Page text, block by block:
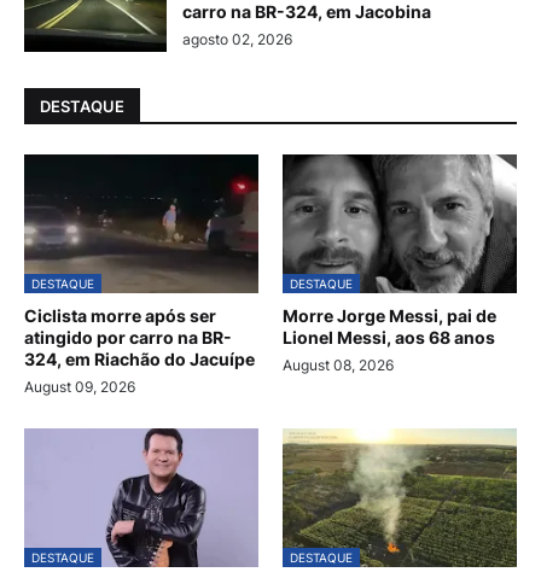
carro na BR-324, em Jacobina
agosto 02, 2026
DESTAQUE
DESTAQUE
Ciclista morre após ser
atingido por carro na BR-
324, em Riachão do Jacuípe
August 09, 2026
DESTAQUE
Morre Jorge Messi, pai de
Lionel Messi, aos 68 anos
August 08, 2026
DESTAQUE DESTAQUE